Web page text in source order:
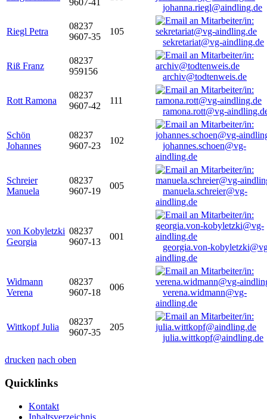
9607-41
johanna.riegl@aindling.de
Riegl Petra
08237
9607-35
105
sekretariat@vg-aindling.de
Riß Franz
08237
959156
archiv@todtenweis.de
Rott Ramona
08237
9607-42
111
ramona.rott@vg-
Schön
Johannes
08237
9607-23
102
johannes.schoen@vg-
aindling.de
Schreier
Manuela
08237
9607-19
005
manuela.schreier@vg-
aindling.de
von Kobyletzki
Georgia
08237
9607-13
001
georgia.von-
aindling.de
Widmann
Verena
08237
9607-18
006
verena.widmann@vg-
aindling.de
Wittkopf Julia
08237
9607-35
205
julia.wittkopf@aindling.de
drucken nach oben
Quicklinks
Kontakt
Inhaltsverzeichnis